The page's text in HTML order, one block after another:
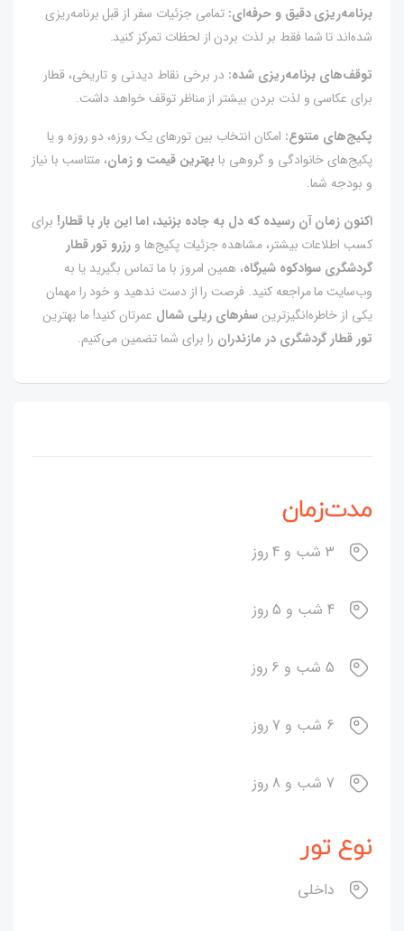
برنامه‌ریزی دقیق و حرفه‌ای: تمامی جزئیات سفر از قبل برنامه‌ریزی
شده‌اند تا شما فقط بر لذت بردن از لحظات تمرکز کنید.
توقف‌های برنامه‌ریزی شده: در برخی نقاط دیدنی و تاریخی، قطار
برای عکاسی و لذت بردن بیشتر از مناظر توقف خواهد داشت.
پکیج‌های متنوع: امکان انتخاب بین تورهای یک روزه، دو روزه و یا
پکیج‌های خانوادگی و گروهی بابهترین قیمت و زمان، متناسب با نیاز
و بودجه شما.
اکنون زمان آن رسیده که دل به جاده بزنید، اما این بار با قطار! برای
کسب اطلاعات بیشتر، مشاهده جزئیات پکیج‌ها و رزرو تور قطار
گردشگری سوادکوه شیرگاه، همین امروز با ما تماس بگیرید یا به
وب‌سایت ما مراجعه کنید. فرصت را از دست ندهید و خود را مهمان
یکی از خاطره‌انگیزترین سفرهای ریلی شمال عمرتان کنید! ما بهترین
تور قطار گردشگری در مازندران را برای شما تضمین می‌کنیم.
مدت‌زمان
3 شب و 4 روز
4 شب و 5 روز
5 شب و 6 روز
6 شب و 7 روز
7 شب و 8 روز
نوع تور
داخلی